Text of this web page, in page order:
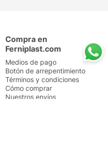
Compra en
Ferniplast.com
Medios de pago
Botón de arrepentimiento
Términos y condiciones
Cómo comprar
Nuestros envíos